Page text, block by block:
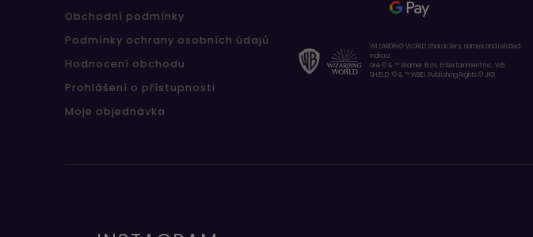
Obchodní podmínky
Podmínky ochrany osobních údajů
Hodnocení obchodu
Prohlášení o přístupnosti
Moje objednávka
WIZARDING WORLD characters, names and related
indicia
are © & ™ Warner Bros. Entertainment Inc. WB
SHIELD: © & ™ WBEI. Publishing Rights © JKR.